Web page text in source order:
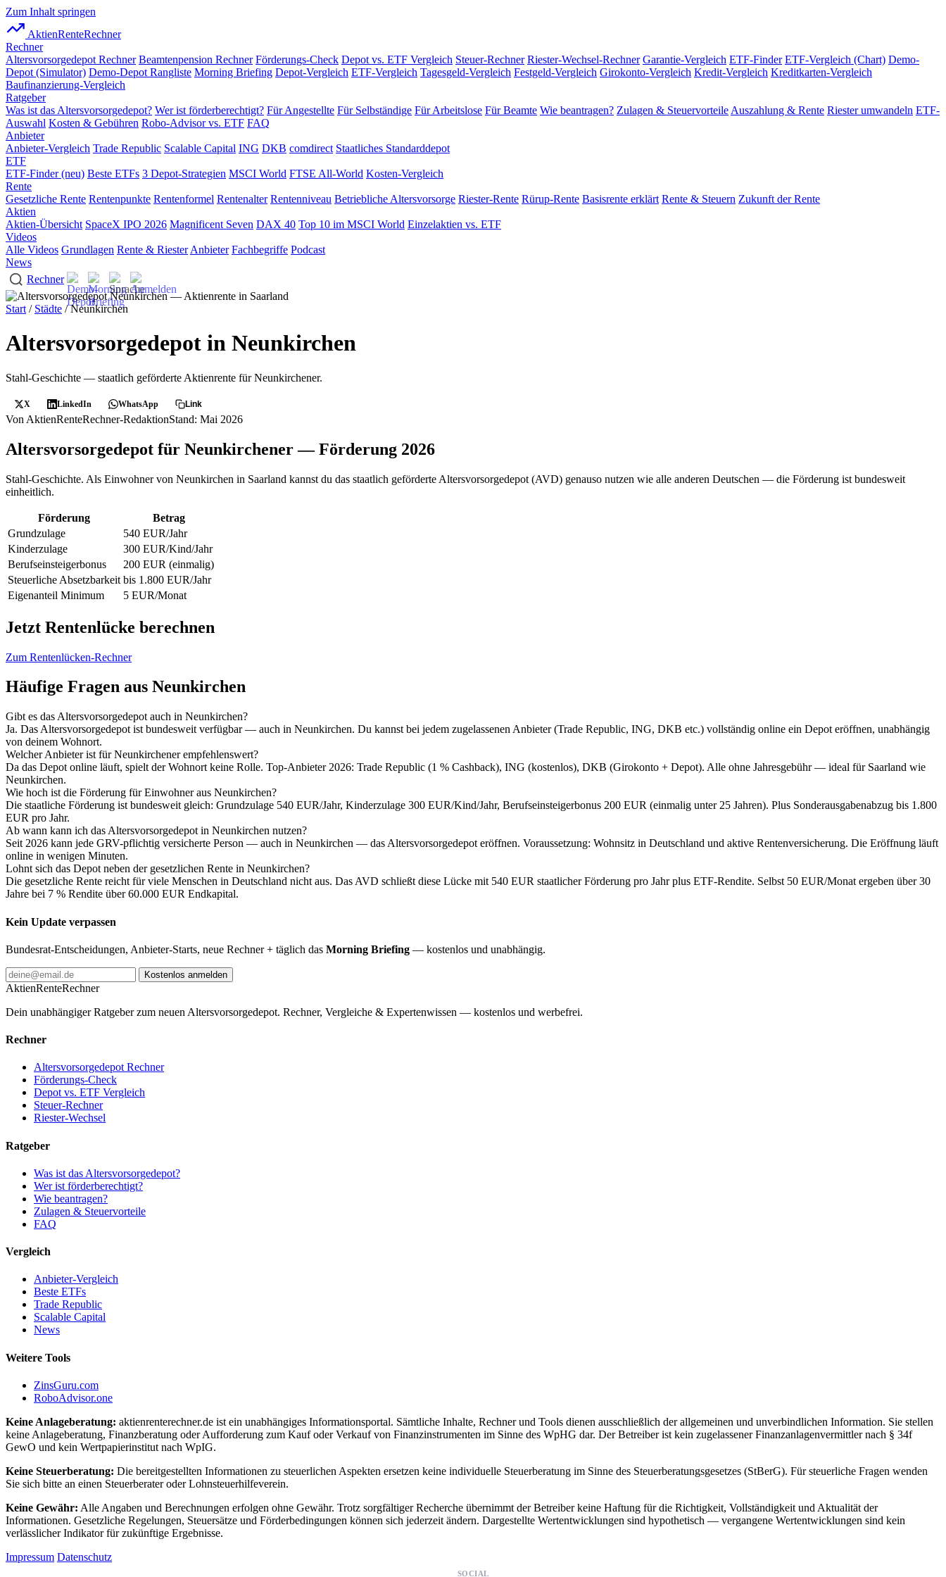
Zum Inhalt springen
AktienRenteRechner
Rechner
Altersvorsorgedepot Rechner Beamtenpension Rechner Förderungs-Check Depot vs. ETF Vergleich Steuer-Rechner Riester-Wechsel-Rechner Garantie-Vergleich ETF-Finder ETF-Vergleich (Chart) Demo-
Depot (Simulator) Demo-Depot Rangliste Morning Briefing Depot-Vergleich ETF-Vergleich Tagesgeld-Vergleich Festgeld-Vergleich Girokonto-Vergleich Kredit-Vergleich Kreditkarten-Vergleich
Baufinanzierung-Vergleich
Ratgeber
Was ist das Altersvorsorgedepot? Wer ist förderberechtigt? Für Angestellte Für Selbständige Für Arbeitslose Für Beamte Wie beantragen? Zulagen & Steuervorteile Auszahlung & Rente Riester umwandeln ETF-
Auswahl Kosten & Gebühren Robo-Advisor vs. ETF FAQ
Anbieter
Anbieter-Vergleich Trade Republic Scalable Capital ING DKB comdirect Staatliches Standarddepot
ETF
ETF-Finder (neu) Beste ETFs 3 Depot-Strategien MSCI World FTSE All-World Kosten-Vergleich
Rente
Gesetzliche Rente Rentenpunkte Rentenformel Rentenalter Rentenniveau Betriebliche Altersvorsorge Riester-Rente Rürup-Rente Basisrente erklärt Rente & Steuern Zukunft der Rente
Aktien
Aktien-Übersicht SpaceX IPO 2026 Magnificent Seven DAX 40 Top 10 im MSCI World Einzelaktien vs. ETF
Videos
Alle Videos Grundlagen Rente & Riester Anbieter Fachbegriffe Podcast
News
Rechner
Start / Städte / Neunkirchen
Altersvorsorgedepot in Neunkirchen
Stahl-Geschichte — staatlich geförderte Aktienrente für Neunkirchener.
X LinkedIn WhatsApp Link
Von AktienRenteRechner-RedaktionStand: Mai 2026
Altersvorsorgedepot für Neunkirchener — Förderung 2026
Stahl-Geschichte. Als Einwohner von Neunkirchen in Saarland kannst du das staatlich geförderte Altersvorsorgedepot (AVD) genauso nutzen wie alle anderen Deutschen — die Förderung ist bundesweit
einheitlich.
Förderung
Betrag
Grundzulage
540 EUR/Jahr
Kinderzulage
300 EUR/Kind/Jahr
Berufseinsteigerbonus
200 EUR (einmalig)
Steuerliche Absetzbarkeit bis 1.800 EUR/Jahr
Eigenanteil Minimum
5 EUR/Monat
Jetzt Rentenlücke berechnen
Zum Rentenlücken-Rechner
Häufige Fragen aus Neunkirchen
Gibt es das Altersvorsorgedepot auch in Neunkirchen?
Ja. Das Altersvorsorgedepot ist bundesweit verfügbar — auch in Neunkirchen. Du kannst bei jedem zugelassenen Anbieter (Trade Republic, ING, DKB etc.) vollständig online ein Depot eröffnen, unabhängig
von deinem Wohnort.
Welcher Anbieter ist für Neunkirchener empfehlenswert?
Da das Depot online läuft, spielt der Wohnort keine Rolle. Top-Anbieter 2026: Trade Republic (1 % Cashback), ING (kostenlos), DKB (Girokonto + Depot). Alle ohne Jahresgebühr — ideal für Saarland wie
Neunkirchen.
Wie hoch ist die Förderung für Einwohner aus Neunkirchen?
Die staatliche Förderung ist bundesweit gleich: Grundzulage 540 EUR/Jahr, Kinderzulage 300 EUR/Kind/Jahr, Berufseinsteigerbonus 200 EUR (einmalig unter 25 Jahren). Plus Sonderausgabenabzug bis 1.800
EUR pro Jahr.
Ab wann kann ich das Altersvorsorgedepot in Neunkirchen nutzen?
Seit 2026 kann jede GRV-pflichtig versicherte Person — auch in Neunkirchen — das Altersvorsorgedepot eröffnen. Voraussetzung: Wohnsitz in Deutschland und aktive Rentenversicherung. Die Eröffnung läuft
online in wenigen Minuten.
Lohnt sich das Depot neben der gesetzlichen Rente in Neunkirchen?
Die gesetzliche Rente reicht für viele Menschen in Deutschland nicht aus. Das AVD schließt diese Lücke mit 540 EUR staatlicher Förderung pro Jahr plus ETF-Rendite. Selbst 50 EUR/Monat ergeben über 30
Jahre bei 7 % Rendite über 60.000 EUR Endkapital.
Kein Update verpassen
Bundesrat-Entscheidungen, Anbieter-Starts, neue Rechner + täglich das Morning Briefing — kostenlos und unabhängig.
Kostenlos anmelden
AktienRenteRechner
Dein unabhängiger Ratgeber zum neuen Altersvorsorgedepot. Rechner, Vergleiche & Expertenwissen — kostenlos und werbefrei.
Rechner
Altersvorsorgedepot Rechner
Förderungs-Check
Depot vs. ETF Vergleich
Steuer-Rechner
Riester-Wechsel
Ratgeber
Was ist das Altersvorsorgedepot?
Wer ist förderberechtigt?
Wie beantragen?
Zulagen & Steuervorteile
FAQ
Vergleich
Anbieter-Vergleich
Beste ETFs
Trade Republic
Scalable Capital
News
Weitere Tools
ZinsGuru.com
RoboAdvisor.one
Keine Anlageberatung: aktienrenterechner.de ist ein unabhängiges Informationsportal. Sämtliche Inhalte, Rechner und Tools dienen ausschließlich der allgemeinen und unverbindlichen Information. Sie stellen
keine Anlageberatung, Finanzberatung oder Aufforderung zum Kauf oder Verkauf von Finanzinstrumenten im Sinne des WpHG dar. Der Betreiber ist kein zugelassener Finanzanlagenvermittler nach § 34f
GewO und kein Wertpapierinstitut nach WpIG.
Keine Steuerberatung: Die bereitgestellten Informationen zu steuerlichen Aspekten ersetzen keine individuelle Steuerberatung im Sinne des Steuerberatungsgesetzes (StBerG). Für steuerliche Fragen wenden
Sie sich bitte an einen Steuerberater oder Lohnsteuerhilfeverein.
Keine Gewähr: Alle Angaben und Berechnungen erfolgen ohne Gewähr. Trotz sorgfältiger Recherche übernimmt der Betreiber keine Haftung für die Richtigkeit, Vollständigkeit und Aktualität der
Informationen. Gesetzliche Regelungen, Steuersätze und Förderbedingungen können sich jederzeit ändern. Dargestellte Wertentwicklungen sind hypothetisch — vergangene Wertentwicklungen sind kein
verlässlicher Indikator für zukünftige Ergebnisse.
Impressum Datenschutz
SOCIAL